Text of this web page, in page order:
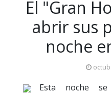
El "Gran
abrir sus
noche
Esta noche